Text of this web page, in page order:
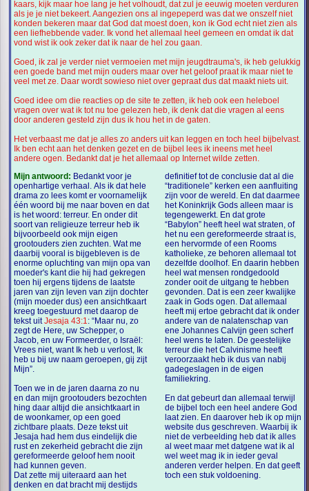
kaars, kijk maar hoe lang je het volhoudt, dat zul je eeuwig moeten verduren
als je je niet bekeert. Aangezien ons al ingepeperd was dat we onszelf niet
konden bekeren maar dat God dat moest doen, kon ik God echt niet zien als
een liefhebbende vader. Ik vond het allemaal heel gemeen en omdat ik dat
vond wist ik ook zeker dat ik naar de hel zou gaan.
Goed, ik zal je verder niet vermoeien met mijn jeugdtrauma's, ik heb gelukkig
een goede band met mijn ouders maar over het geloof praat ik maar niet te
veel met ze. Daar wordt sowieso niet over gepraat dus dat maakt niets uit.
Goed idee om die reacties op de site te zetten, ik heb ook een heleboel
vragen over wat ik tot nu toe gelezen heb, ik denk dat die vragen al eens
door anderen gesteld zijn dus ik hou het in de gaten.
Het verbaast me dat je alles zo anders uit kan leggen en toch heel bijbelvast.
Ik ben echt aan het denken gezet en de bijbel lees ik ineens met heel
andere ogen. Bedankt dat je het allemaal op Internet wilde zetten.
Mijn antwoord: Bedankt voor je
openhartige verhaal. Als ik dat hele
drama zo lees komt er voornamelijk
één woord bij me naar boven en dat
is het woord: terreur. En onder dit
soort van religieuze terreur heb ik
bijvoorbeeld ook mijn eigen
grootouders zien zuchten. Wat me
daarbij vooral is bijgebleven is de
enorme opluchting van mijn opa van
moeder's kant die hij had gekregen
toen hij ergens tijdens de laatste
jaren van zijn leven van zijn dochter
(mijn moeder dus) een ansichtkaart
kreeg toegestuurd met daarop de
tekst uitJesaja 43:1: “Maar nu, zo
zegt de Here, uw Schepper, o
Jacob, en uw Formeerder, o Israël:
Vrees niet, want Ik heb u verlost, Ik
heb u bij uw naam geroepen, gij zijt
Mijn”.
Toen we in de jaren daarna zo nu
en dan mijn grootouders bezochten
hing daar altijd die ansichtkaart in
de woonkamer, op een goed
zichtbare plaats. Deze tekst uit
Jesaja had hem dus eindelijk die
rust en zekerheid gebracht die zijn
gereformeerde geloof hem nooit
had kunnen geven.
Dat zette mij uiteraard aan het
denken en dat bracht mij destijds
definitief tot de conclusie dat al die
“traditionele” kerken een aanfluiting
zijn voor de wereld. En dat daarmee
het Koninkrijk Gods alleen maar is
tegengewerkt. En dat grote
“Babylon” heeft heel wat straten, of
het nu een gereformeerde straat is,
een hervormde of een Rooms
katholieke, ze behoren allemaal tot
dezelfde doolhof. En daarin hebben
heel wat mensen rondgedoold
zonder ooit de uitgang te hebben
gevonden. Dat is een zeer kwalijke
zaak in Gods ogen. Dat allemaal
heeft mij ertoe gebracht dat ik onder
andere van de nalatenschap van
ene Johannes Calvijn geen scherf
heel wens te laten. De geestelijke
terreur die het Calvinisme heeft
veroorzaakt heb ik dus van nabij
gadegeslagen in de eigen
familiekring.
En dat gebeurt dan allemaal terwijl
de bijbel toch een heel andere God
laat zien. En daarover heb ik op mijn
website dus geschreven. Waarbij ik
niet de verbeelding heb dat ik alles
al weet maar met datgene wat ik al
wel weet mag ik in ieder geval
anderen verder helpen. En dat geeft
toch een stuk voldoening.